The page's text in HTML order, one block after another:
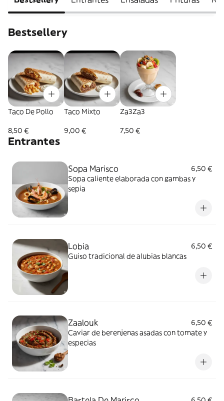
Bestsellery
Taco De Pollo
8,50 €
Taco Mixto
9,00 €
Za3Za3
7,50 €
Entrantes
Sopa Marisco
6,50 €
Sopa caliente elaborada con gambas y
sepia
Lobia
6,50 €
Guiso tradicional de alubias blancas
Zaalouk
6,50 €
Caviar de berenjenas asadas con tomate y
especias